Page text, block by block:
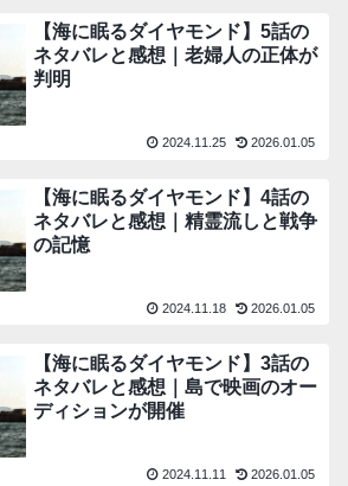
【海に眠るダイヤモンド】5話の
ネタバレと感想｜老婦人の正体が
判明
2024.11.25 2026.01.05
【海に眠るダイヤモンド】4話の
ネタバレと感想｜精霊流しと戦争
の記憶
2024.11.18 2026.01.05
【海に眠るダイヤモンド】3話の
ネタバレと感想｜島で映画のオー
ディションが開催
2024.11.11 2026.01.05